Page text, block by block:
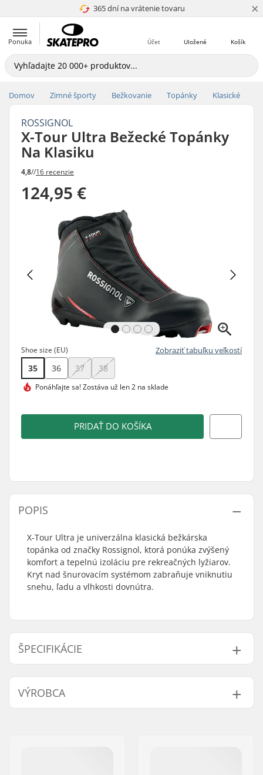
365 dní na vrátenie tovaru
4.8 z 5 ×
Ponuka Košík
Uložené
Účet
Domov Zimné športy Bežkovanie Topánky Klasické
ROSSIGNOL
X-Tour Ultra Bežecké Topánky
Na Klasiku
4,8//16 recenzie
124,95 €
Shoe size (EU) Zobraziť tabuľku veľkostí
35 36 37 38
Ponáhľajte sa!Zostáva už len 2 na sklade
PRIDAŤ DO KOŠÍKA
POPIS
X-Tour Ultra je univerzálna klasická bežkárska
topánka od značky Rossignol, ktorá ponúka zvýšený
komfort a tepelnú izoláciu pre rekreačných lyžiarov.
Kryt nad šnurovacím systémom zabraňuje vniknutiu
snehu, ľadu a vlhkosti dovnútra.
ŠPECIFIKÁCIE
Kompatibilný systém
viazania:
NNN/NIS,Turnamic,
Typ lyží:
Klasický
VÝROBCA